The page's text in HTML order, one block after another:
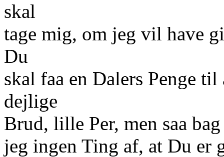
skal
tage mig, om jeg vil have
Du
skal faa en Dalers Penge
dejlige
Brud, lille Per, men saa
jeg ingen Ting af, at Du er